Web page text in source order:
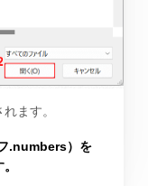
ます。
.numbers）を